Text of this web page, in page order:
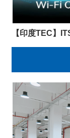
【印度TEC】